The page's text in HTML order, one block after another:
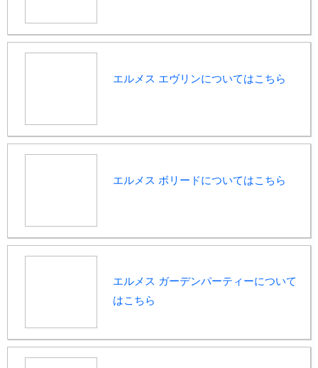
エルメス エヴリンについてはこちら
エルメス ボリードについてはこちら
エルメス ガーデンパーティーについて
はこちら